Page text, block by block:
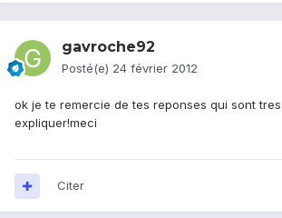
gavroche92
Posté(e) 24 février 2012
ok je te remercie de tes reponses qui sont
expliquer!meci
Citer